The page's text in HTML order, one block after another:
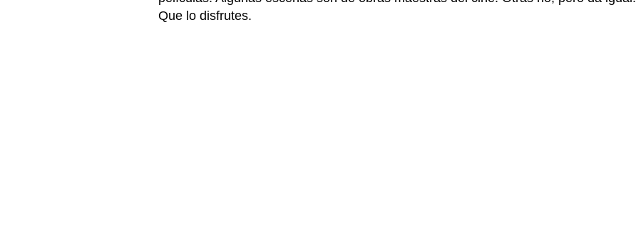
Que lo disfrutes.